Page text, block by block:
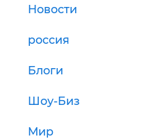
Новости
россия
Блоги
Шоу-Биз
Мир